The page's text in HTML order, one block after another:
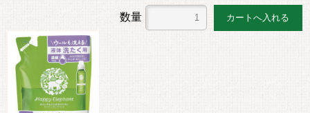
数量